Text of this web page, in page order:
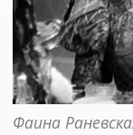
Фаина